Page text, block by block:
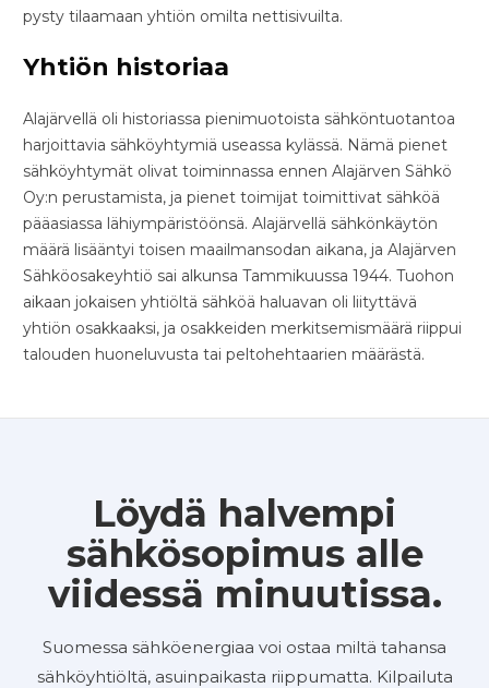
pysty tilaamaan yhtiön omilta nettisivuilta.
Yhtiön historiaa
Alajärvellä oli historiassa pienimuotoista sähköntuotantoa
harjoittavia sähköyhtymiä useassa kylässä. Nämä pienet
sähköyhtymät olivat toiminnassa ennen Alajärven Sähkö
Oy:n perustamista, ja pienet toimijat toimittivat sähköä
pääasiassa lähiympäristöönsä. Alajärvellä sähkönkäytön
määrä lisääntyi toisen maailmansodan aikana, ja Alajärven
Sähköosakeyhtiö sai alkunsa Tammikuussa 1944. Tuohon
aikaan jokaisen yhtiöltä sähköä haluavan oli liityttävä
yhtiön osakkaaksi, ja osakkeiden merkitsemismäärä riippui
talouden huoneluvusta tai peltohehtaarien määrästä.
Löydä halvempi
sähkösopimus alle
viidessä minuutissa.
Suomessa sähköenergiaa voi ostaa miltä tahansa
sähköyhtiöltä, asuinpaikasta riippumatta. Kilpailuta